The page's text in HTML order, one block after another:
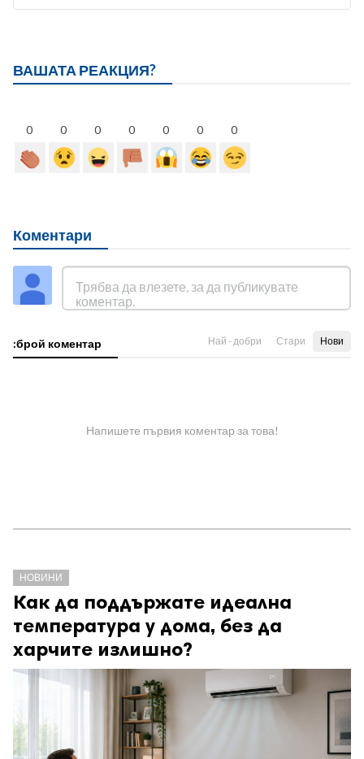
ВАШАТА РЕАКЦИЯ?
0 0 0 0 0 0 0
Коментари
:брой коментар Най - добри Стари Нови
Напишете първия коментар за това!
НОВИНИ
Как да поддържате идеална
температура у дома, без да
харчите излишно?